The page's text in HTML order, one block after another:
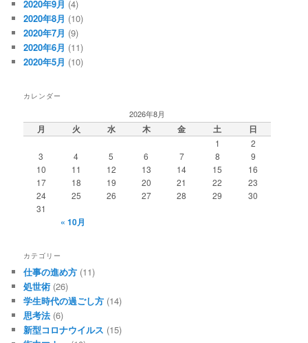
2020年9月 (4)
2020年8月 (10)
2020年7月 (9)
2020年6月 (11)
2020年5月 (10)
カレンダー
2026年8月
月 火 水 木 金 土 日
1
2
3
4 5 6 7 8
9
10
11 12 13 14 15
16
17
18 19 20 21 22
23
24
25 26 27 28 29
30
31
« 10月
カテゴリー
仕事の進め方 (11)
処世術 (26)
学生時代の過ごし方 (14)
思考法(6)
新型コロナウイルス (15)